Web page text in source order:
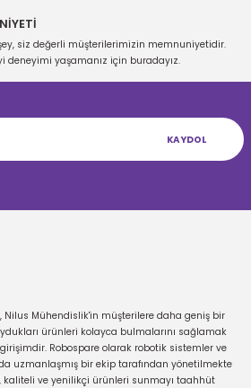
Gönder
siz değerli müşterilerimizin memnuniyetidir.
deneyimi yaşamanız için buradayız.
KAYDOL
Mühendislik'in müşterilere daha geniş bir
ürünleri kolayca bulmalarını sağlamak
Robospare olarak robotik sistemler ve
uzmanlaşmış bir ekip tarafından yönetilmekte
ve yenilikçi ürünleri sunmayı taahhüt